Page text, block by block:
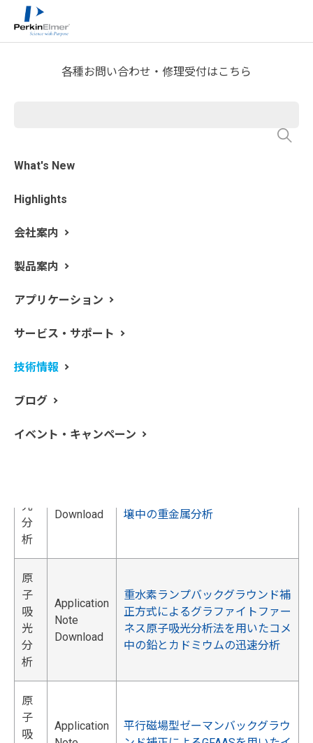
各種お問い合わせ・修理受付はこちら
What's New
Highlights
会社案内
製品案内
アプリケーション
サービス・サポート
技術情報
ブログ
イベント・キャンペーン
ホーム
技術資料ライブラリー
製品群
製
群
原
吸
分
Note
光
分
析
Download
壌中の重金属分析
原
子
吸
光
分
析
Application
Note
Download
重水素ランプバックグラウンド補
正方式によるグラファイトファー
ネス原子吸光分析法を用いたコメ
中の鉛とカドミウムの迅速分析
原
子
吸
Application
平行磁場型ゼーマンバックグラウ